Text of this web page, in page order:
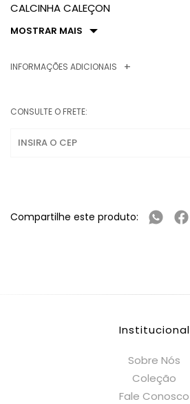
CALCINHA CALEÇON
MOSTRAR MAIS
INFORMAÇÕES ADICIONAIS
CONSULTE O FRETE:
Compartilhe este produto:
Institucional
Sobre Nós
Coleção
Fale Conosco